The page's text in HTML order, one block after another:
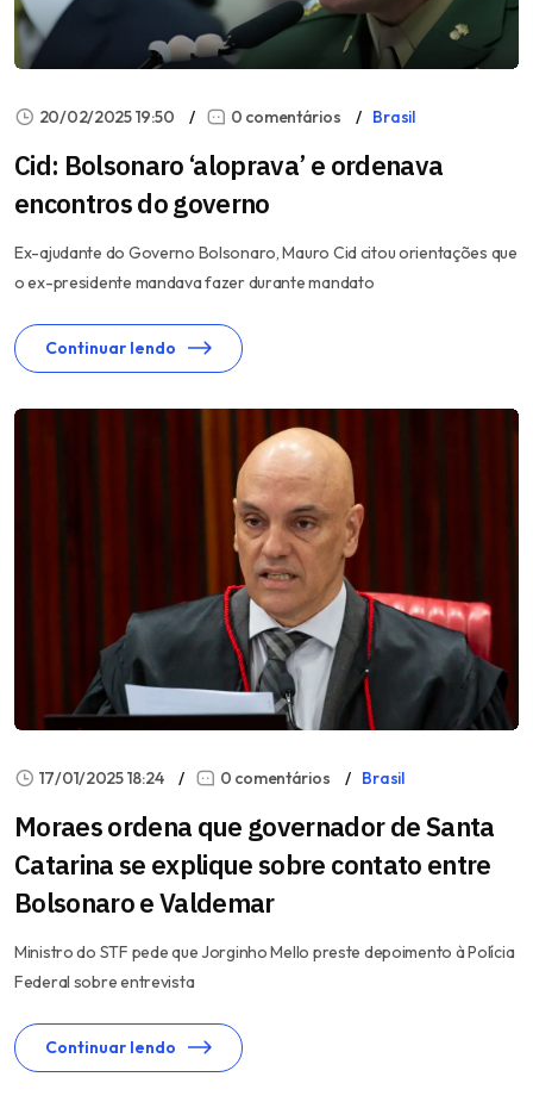
20/02/2025 19:50 0 comentários Brasil
Cid: Bolsonaro ‘aloprava’ e ordenava
encontros do governo
Ex-ajudante do Governo Bolsonaro, Mauro Cid citou orientações que
o ex-presidente mandava fazer durante mandato
Continuar lendo
17/01/2025 18:24 0 comentários Brasil
Moraes ordena que governador de Santa
Catarina se explique sobre contato entre
Bolsonaro e Valdemar
Ministro do STF pede que Jorginho Mello preste depoimento à Polícia
Federal sobre entrevista
Continuar lendo